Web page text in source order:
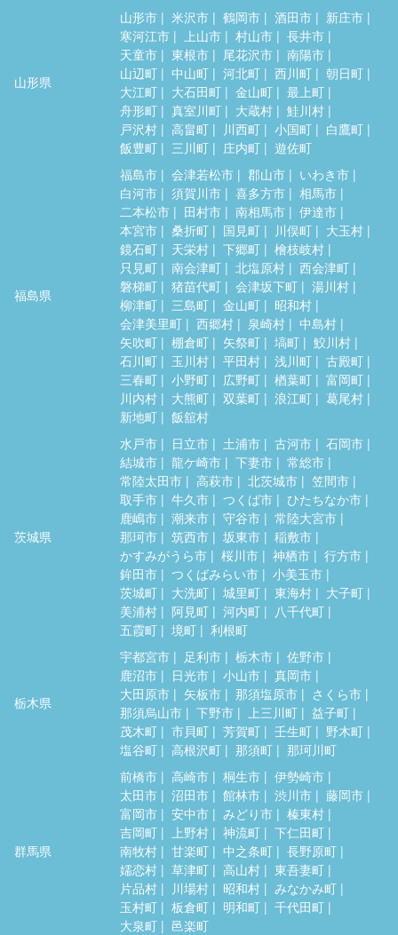
山形県
山形市 米沢市 鶴岡市 酒田市
新庄市
寒河江市
上山市 村山市
長井市
天童市
東根市 尾花沢市
南陽市
山辺町
中山町 河北町 西川町
朝日町
大江町
大石田町 金山町
最上町
舟形町
真室川町 大蔵村
鮭川村
戸沢村
高畠町 川西町 小国町
白鷹町
飯豊町
三川町 庄内町 遊佐町
福島県
福島市 会津若松市 郡山市
いわき市
白河市
須賀川市 喜多方市
相馬市
二本松市
田村市 南相馬市
伊達市
本宮市
桑折町 国見町 川俣町
大玉村
鏡石町
天栄村 下郷町
檜枝岐村
只見町
南会津町 北塩原村
西会津町
磐梯町
猪苗代町 会津坂下町
湯川村
柳津町
三島町 金山町
昭和村
会津美里町
西郷村 泉崎村
中島村
矢吹町
棚倉町 矢祭町 塙町
鮫川村
石川町
玉川村 平田村 浅川町
古殿町
三春町
小野町 広野町 楢葉町
富岡町
川内村
大熊町 双葉町 浪江町
葛尾村
新地町
飯舘村
茨城県
水戸市 日立市 土浦市 古河市
石岡市
結城市
龍ケ崎市 下妻市
常総市
常陸太田市
高萩市 北茨城市
笠間市
取手市
牛久市 つくば市
ひたちなか市
鹿嶋市
潮来市 守谷市
常陸大宮市
那珂市
筑西市 坂東市
稲敷市
かすみがうら市
桜川市 神栖市
行方市
鉾田市
つくばみらい市
小美玉市
茨城町
大洗町 城里町 東海村
大子町
美浦村
阿見町 河内町
八千代町
五霞町
境町 利根町
栃木県
宇都宮市 足利市 栃木市
佐野市
鹿沼市
日光市 小山市
真岡市
大田原市
矢板市 那須塩原市
さくら市
那須烏山市
下野市 上三川町
益子町
茂木町
市貝町 芳賀町 壬生町
野木町
塩谷町
高根沢町 那須町 那珂川町
群馬県
前橋市 高崎市 桐生市
伊勢崎市
太田市
沼田市 館林市 渋川市
藤岡市
富岡市
安中市 みどり市
榛東村
吉岡町
上野村 神流町
下仁田町
南牧村
甘楽町 中之条町
長野原町
嬬恋村
草津町 高山村
東吾妻町
片品村
川場村 昭和村
みなかみ町
玉村町
板倉町 明和町
千代田町
大泉町
邑楽町